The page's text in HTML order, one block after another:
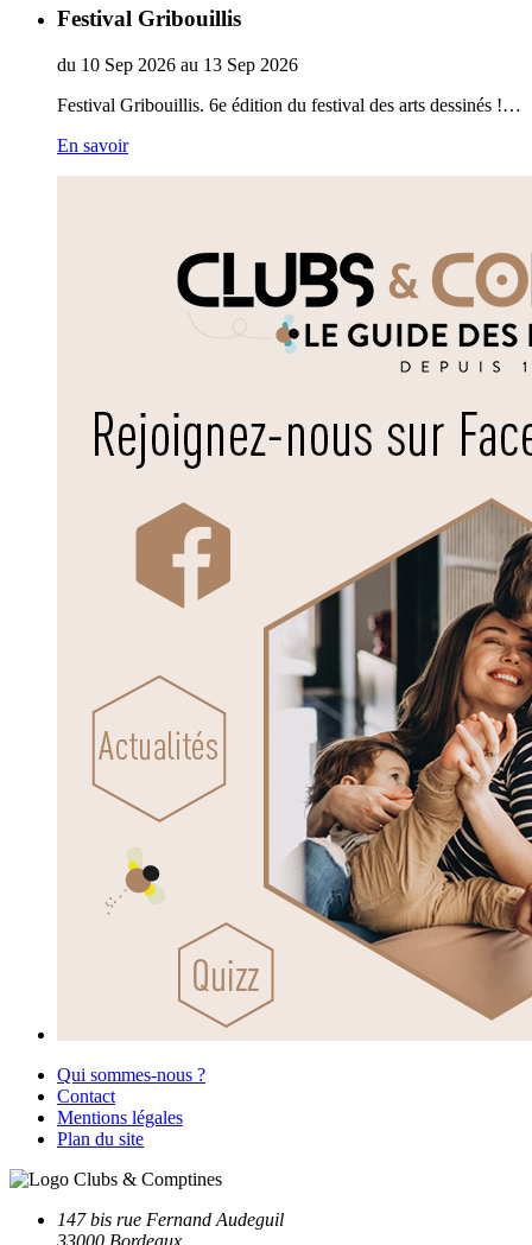
Festival Gribouillis
du 10 Sep 2026 au 13 Sep 2026
Festival Gribouillis. 6e édition du festival des arts dessinés !…
En savoir
Qui sommes-nous ?
Contact
Mentions légales
Plan du site
147 bis rue Fernand Audeguil
33000 Bordeaux